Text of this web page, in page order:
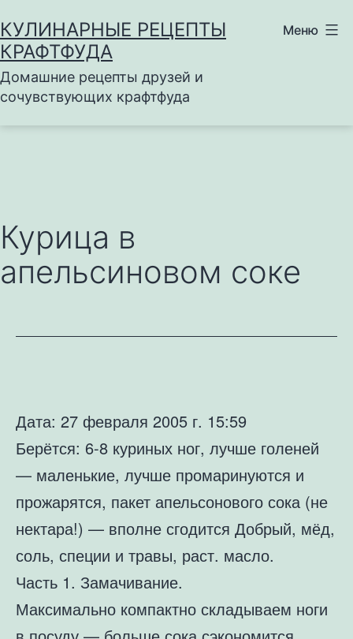
к
содержимому
КУЛИНАРНЫЕ РЕЦЕПТЫ
КРАФТФУДА
Домашние рецепты друзей и
сочувствующих крафтфуда
Меню
Курица в
апельсиновом соке
Дата: 27 февраля 2005 г. 15:59
Берётся: 6-8 куриных ног, лучше голеней
— маленькие, лучше промаринуются и
прожарятся, пакет апельсонового сока (не
нектара!) — вполне сгодится Добрый, мёд,
соль, специи и травы, раст. масло.
Часть 1. Замачивание.
Максимально компактно складываем ноги